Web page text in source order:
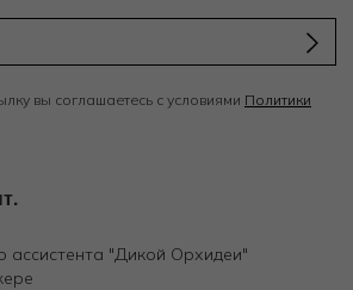
вы соглашаетесь с условиями Политики
ассистента "Дикой Орхидеи"